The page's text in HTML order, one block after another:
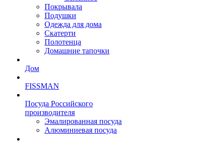
Покрывала
Подушки
Одежда для дома
Скатерти
Полотенца
Домашние тапочки
Дом
FISSMAN
Посуда Российского
производителя
Эмалированная посуда
Алюминиевая посуда